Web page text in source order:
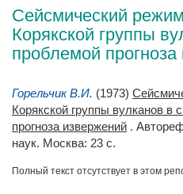
Сейсмический
Корякской группы
проблемой
Горельчик В.И. (1973)
Корякской группы вулканов в
прогноза извержений .
наук. Москва: 23 с.
Полный текст отсутствует в этом